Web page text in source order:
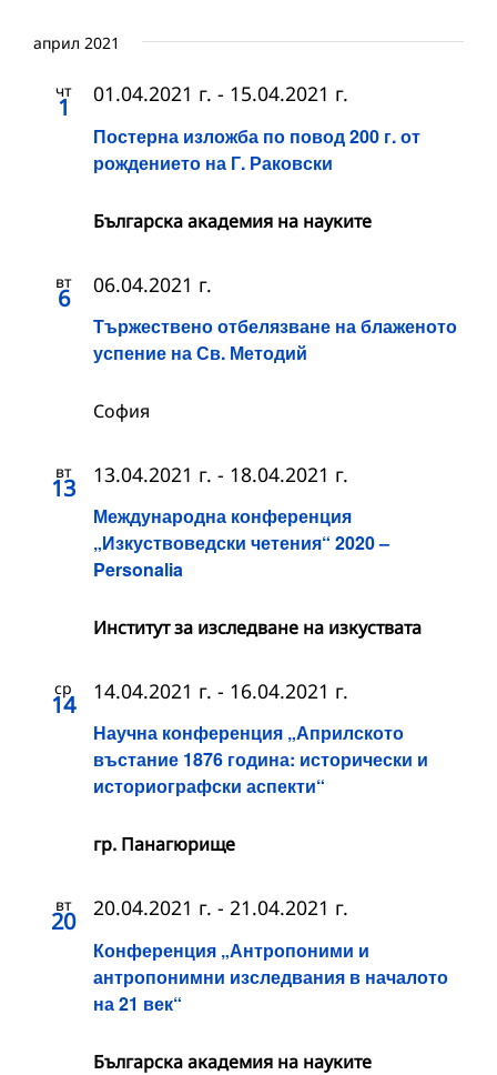
април 2021
чт
1
Постерна изложба по повод 200 г. от
рождението на Г. Раковски
01.04.2021 г. - 15.04.2021 г.
Българска академия на науките
вт
6
Тържествено отбелязване на блаженото
успение на Св. Методий
06.04.2021 г.
София
вт
13
Международна конференция
„Изкуствоведски четения“ 2020 –
Personalia
13.04.2021 г. - 18.04.2021 г.
Институт за изследване на изкуствата
ср
14
Научна конференция „Априлското
въстание 1876 година: исторически и
историографски аспекти“
14.04.2021 г. - 16.04.2021 г.
гр. Панагюрище
вт
20
Конференция „Антропоними и
антропонимни изследвания в началото
на 21 век“
20.04.2021 г. - 21.04.2021 г.
Българска академия на науките